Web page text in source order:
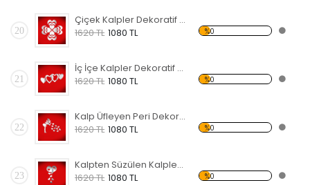
20
Çiçek Kalpler Dekoratif Kırılmaz Ayna
1620 TL 1080 TL %0
21
İç İçe Kalpler Dekoratif Kırılmaz Ayna
1620 TL 1080 TL %0
22
Kalp Üfleyen Peri Dekoratif Kırılmaz Ayna
1620 TL 1080 TL %0
23
Kalpten Süzülen Kalpler Dekoratif Kırılmaz Ayna
1620 TL 1080 TL %0